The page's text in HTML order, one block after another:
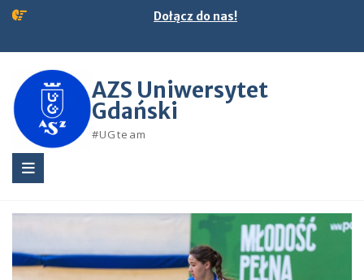
Skip
Dołącz do nas!
AZS Uniwersytet
Gdański
#UGteam